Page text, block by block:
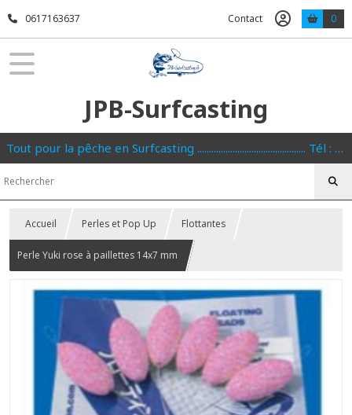
0617163637 Contact 0
JPB-Surfcasting
Tout pour la pêche en Surfcasting .............................................. Tél : 0617163637
Accueil Perles et Pop Up Flottantes
Perle Yuki rose à paillettes 14x7 mm